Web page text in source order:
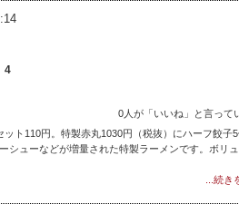
4
0人が「いいね」と言って
ト110円。特製赤丸1030円（税抜）にハーフ餃子
シューなどが増量された特製ラーメンです。ボリ
...続き